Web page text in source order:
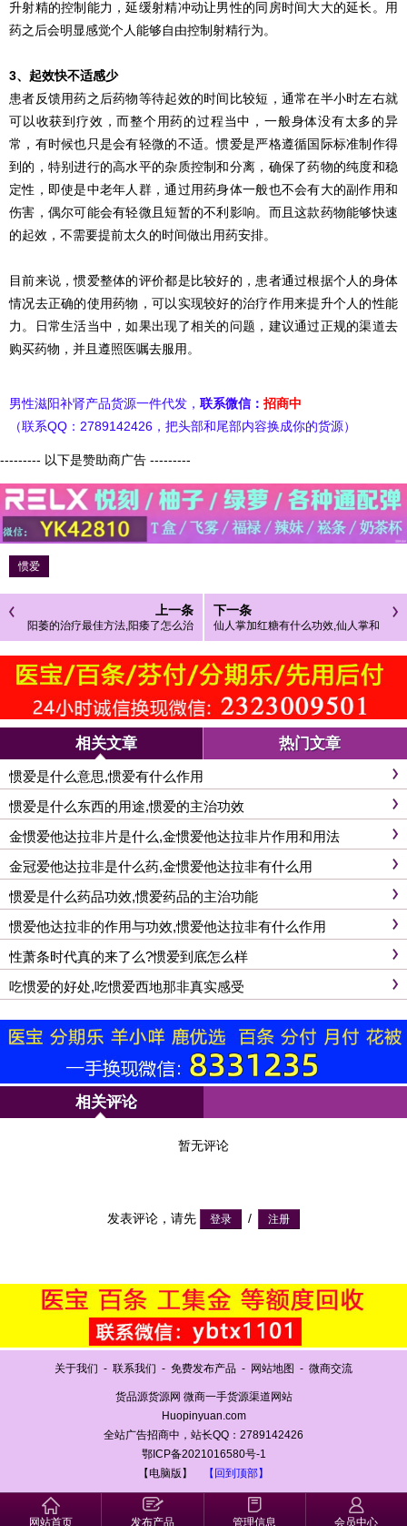
升射精的控制能力，延缓射精冲动让男性的同房时间大大的延长。用
药之后会明显感觉个人能够自由控制射精行为。
3、起效快不适感少
患者反馈用药之后药物等待起效的时间比较短，通常在半小时左右就
可以收获到疗效，而整个用药的过程当中，一般身体没有太多的异
常，有时候也只是会有轻微的不适。惯爱是严格遵循国际标准制作得
到的，特别进行的高水平的杂质控制和分离，确保了药物的纯度和稳
定性，即使是中老年人群，通过用药身体一般也不会有大的副作用和
伤害，偶尔可能会有轻微且短暂的不利影响。而且这款药物能够快速
的起效，不需要提前太久的时间做出用药安排。
目前来说，惯爱整体的评价都是比较好的，患者通过根据个人的身体
情况去正确的使用药物，可以实现较好的治疗作用来提升个人的性能
力。日常生活当中，如果出现了相关的问题，建议通过正规的渠道去
购买药物，并且遵照医嘱去服用。
男性滋阳补肾产品货源一件代发， 联系微信： 招商中
（联系QQ：2789142426，把头部和尾部内容换成你的货源）
--------- 以下是赞助商广告 ---------
惯爱
上一条
阳萎的治疗最佳方法,阳痿了怎么治
疗好
下一条
仙人掌加红糖有什么功效,仙人掌和
红糖的4大作用
相关文章 热门文章
惯爱是什么意思,惯爱有什么作用
惯爱是什么东西的用途,惯爱的主治功效
金惯爱他达拉非片是什么,金惯爱他达拉非片作用和用法
金冠爱他达拉非是什么药,金惯爱他达拉非有什么用
惯爱是什么药品功效,惯爱药品的主治功能
惯爱他达拉非的作用与功效,惯爱他达拉非有什么作用
性萧条时代真的来了么?惯爱到底怎么样
吃惯爱的好处,吃惯爱西地那非真实感受
相关评论
暂无评论
发表评论，请先 /
关于我们 - 联系我们 - 免费发布产品 - 网站地图 - 微商交流
货品源货源网 微商一手货源渠道网站
Huopinyuan.com
全站广告招商中，站长QQ：2789142426
鄂ICP备2021016580号-1
【电脑版】
【回到顶部】
网站首页 发布产品 管理信息 会员中心